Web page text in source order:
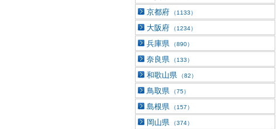
京都府 （1133）
大阪府 （1234）
兵庫県 （890）
奈良県 （133）
和歌山県 （82）
鳥取県 （75）
島根県 （157）
岡山県 （374）